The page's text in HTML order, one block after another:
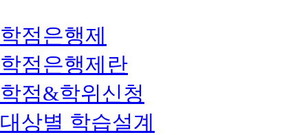
학점은행제
학점은행제란
학점&학위신청
대상별 학습설계